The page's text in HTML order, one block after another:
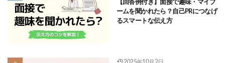
【回答例付き】面接で趣味・マイブ
ームを聞かれたら？自己PRにつなげ
るスマートな伝え方
2025年10月2日